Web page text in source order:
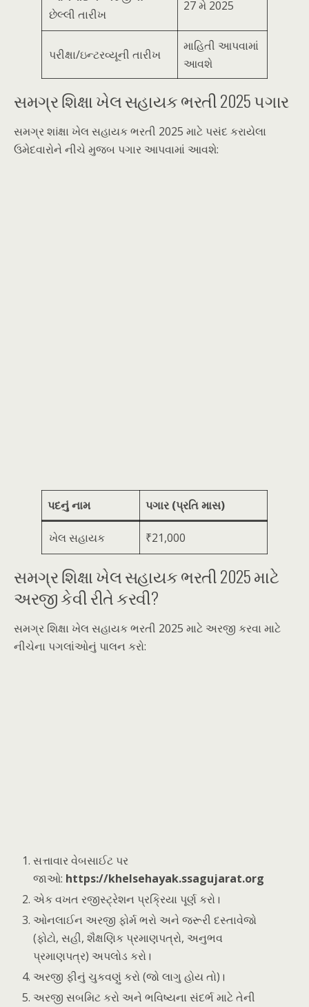
છેલ્લી તારીખ
27 મે 2025
પરીક્ષા/ઇન્ટરવ્યૂની તારીખ
માહિતી આપવામાં
આવશે
સમગ્ર શિક્ષા ખેલ સહાયક ભરતી 2025 પગાર
સમગ્ર શiક્ષા ખેલ સહાયક ભરતી 2025 માટે પસંદ કરાયેલા
ઉમેદવારોને નીચે મુજબ પગાર આપવામાં આવશે:
પદનું નામ પગાર (પ્રતિ માસ)
ખેલ સહાયક ₹21,000
સમગ્ર શિક્ષા ખેલ સહાયક ભરતી 2025 માટે
અરજી કેવી રીતે કરવી?
સમગ્ર શિક્ષા ખેલ સહાયક ભરતી 2025 માટે અરજી કરવા માટે
નીચેના પગલાંઓનું પાલન કરો:
સત્તાવાર વેબસાઈટ પર
જાઓ: https://khelsehayak.ssagujarat.org
એક વખત રજીસ્ટ્રેશન પ્રક્રિયા પૂર્ણ કરો।
ઓનલાઈન અરજી ફોર્મ ભરો અને જરૂરી દસ્તાવેજો
(ફોટો, સહી, શૈક્ષણિક પ્રમાણપત્રો, અનુભવ
પ્રમાણપત્ર) અપલોડ કરો।
અરજી ફીનું ચુકવણું કરો (જો લાગુ હોય તો)।
અરજી સબમિટ કરો અને ભવિષ્યના સંદર્ભ માટે તેની